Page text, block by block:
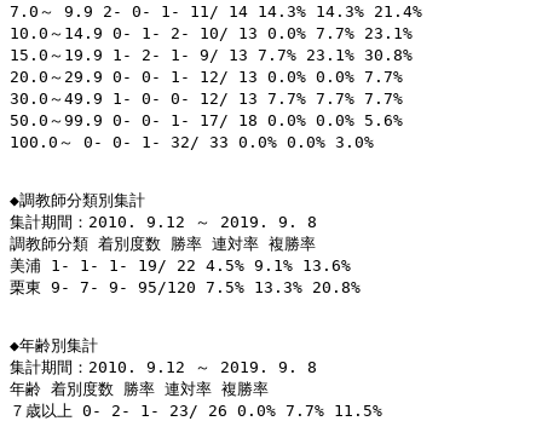
7.0～ 9.9 2- 0- 1- 11/ 14 14.3% 14.3% 21.4%
10.0～14.9 0- 1- 2- 10/ 13 0.0% 7.7% 23.1%
15.0～19.9 1- 2- 1- 9/ 13 7.7% 23.1% 30.8%
20.0～29.9 0- 0- 1- 12/ 13 0.0% 0.0% 7.7%
30.0～49.9 1- 0- 0- 12/ 13 7.7% 7.7% 7.7%
50.0～99.9 0- 0- 1- 17/ 18 0.0% 0.0% 5.6%
100.0～ 0- 0- 1- 32/ 33 0.0% 0.0% 3.0%
◆調教師分類別集計
集計期間：2010. 9.12 ～ 2019. 9. 8
調教師分類 着別度数 勝率 連対率 複勝率
美浦 1- 1- 1- 19/ 22 4.5% 9.1% 13.6%
栗東 9- 7- 9- 95/120 7.5% 13.3% 20.8%
◆年齢別集計
集計期間：2010. 9.12 ～ 2019. 9. 8
年齢 着別度数 勝率 連対率 複勝率
７歳以上 0- 2- 1- 23/ 26 0.0% 7.7% 11.5%